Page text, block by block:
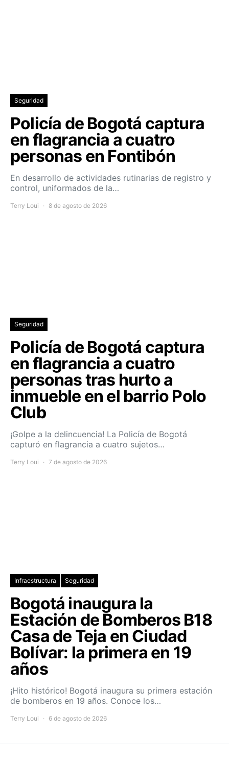
Seguridad
Policía de Bogotá captura
en flagrancia a cuatro
personas en Fontibón
En desarrollo de actividades rutinarias de registro y
control, uniformados de la…
Terry Loui 8 de agosto de 2026
Seguridad
Policía de Bogotá captura
en flagrancia a cuatro
personas tras hurto a
inmueble en el barrio Polo
Club
¡Golpe a la delincuencia! La Policía de Bogotá
capturó en flagrancia a cuatro sujetos…
Terry Loui 7 de agosto de 2026
Infraestructura Seguridad
Bogotá inaugura la
Estación de Bomberos B18
Casa de Teja en Ciudad
Bolívar: la primera en 19
años
¡Hito histórico! Bogotá inaugura su primera estación
de bomberos en 19 años. Conoce los…
Terry Loui 6 de agosto de 2026